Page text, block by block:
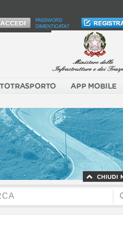
PASSWORD
DIMENTICATA?
APP MOBILE